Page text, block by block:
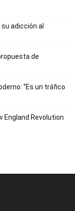
adicción al
de
“Es un tráfico
England Revolution